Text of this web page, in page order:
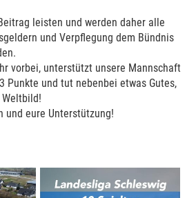
leisten und werden daher alle
und Verpflegung dem Bündnis
vorbei, unterstützt unsere Mannschaft
Punkte und tut nebenbei etwas Gutes,
und eure Unterstützung!